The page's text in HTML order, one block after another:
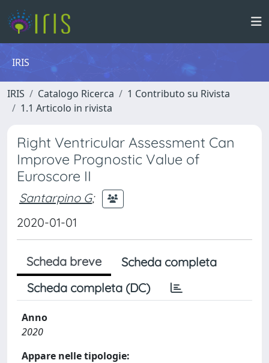
IRIS
IRIS Catalogo Ricerca
1 Contributo su Rivista
1.1 Articolo in rivista
Right Ventricular Assessment Can
Improve Prognostic Value of
Euroscore II
Santarpino G;
2020-01-01
Scheda breve
Scheda completa
Scheda completa (DC)
Anno
2020
Appare nelle tipologie: